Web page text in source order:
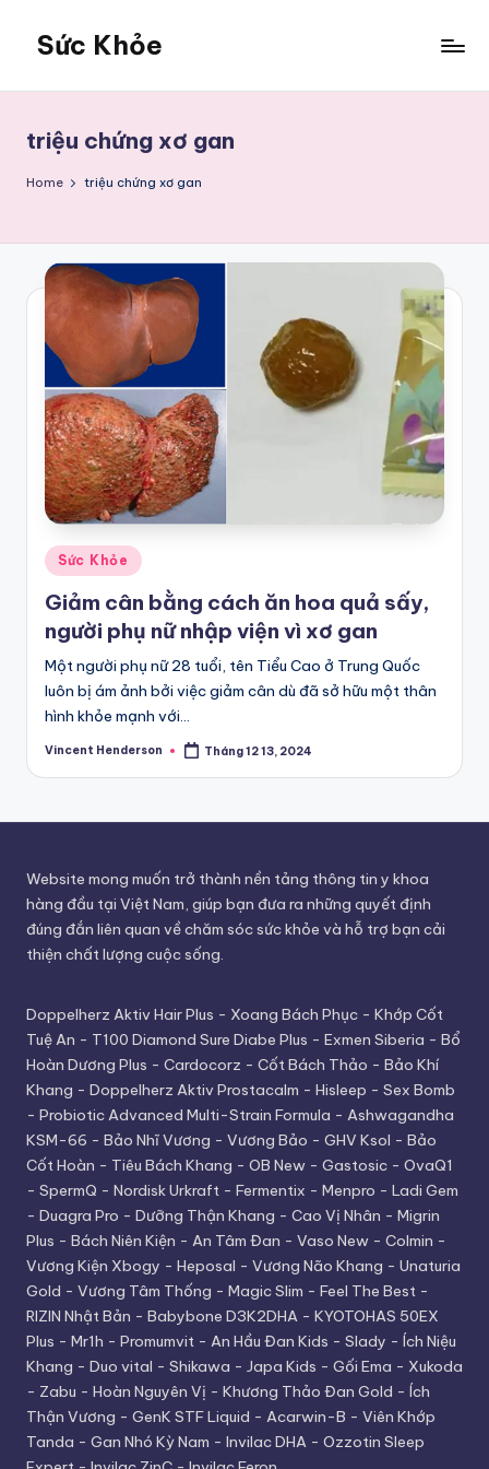
content
Sức Khỏe
triệu chứng xơ gan
Home triệu chứng xơ gan
Posted
in
Sức Khỏe
Giảm cân bằng cách ăn hoa quả sấy,
người phụ nữ nhập viện vì xơ gan
Một người phụ nữ 28 tuổi, tên Tiểu Cao ở Trung Quốc
luôn bị ám ảnh bởi việc giảm cân dù đã sở hữu một thân
hình khỏe mạnh với…
Posted
Vincent Henderson Tháng 12 13, 2024
Website mong muốn trở thành nền tảng thông tin y khoa
hàng đầu tại Việt Nam, giúp bạn đưa ra những quyết định
đúng đắn liên quan về chăm sóc sức khỏe và hỗ trợ bạn cải
thiện chất lượng cuộc sống.
Doppelherz Aktiv Hair Plus - Xoang Bách Phục - Khớp Cốt
Tuệ An - T100 Diamond Sure Diabe Plus - Exmen Siberia - Bổ
Hoàn Dương Plus - Cardocorz - Cốt Bách Thảo - Bảo Khí
Khang - Doppelherz Aktiv Prostacalm - Hisleep - Sex Bomb
- Probiotic Advanced Multi-Strain Formula - Ashwagandha
KSM-66 - Bảo Nhĩ Vương - Vương Bảo - GHV Ksol - Bảo
Cốt Hoàn - Tiêu Bách Khang - OB New - Gastosic - OvaQ1
- SpermQ - Nordisk Urkraft - Fermentix - Menpro - Ladi Gem
- Duagra Pro - Dưỡng Thận Khang - Cao Vị Nhân - Migrin
Plus - Bách Niên Kiện - An Tâm Đan - Vaso New - Colmin -
Vương Kiện Xbogy - Heposal - Vương Não Khang - Unaturia
Gold - Vương Tâm Thống - Magic Slim - Feel The Best -
RIZIN Nhật Bản - Babybone D3K2DHA - KYOTOHAS 50EX
Plus - Mr1h - Promumvit - An Hầu Đan Kids - Slady - Ích Niệu
Khang - Duo vital - Shikawa - Japa Kids - Gối Ema - Xukoda
- Zabu - Hoàn Nguyên Vị - Khương Thảo Đan Gold - Ích
Thận Vương - GenK STF Liquid - Acarwin-B - Viên Khớp
Tanda - Gan Nhó Kỳ Nam - Invilac DHA - Ozzotin Sleep